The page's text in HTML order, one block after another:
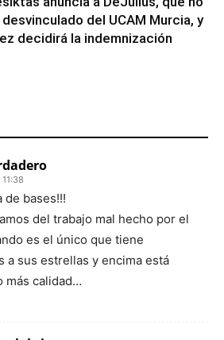
del UCAM Murcia, y
decidirá la indemnización
de bases!!!
del trabajo mal hecho por el
es el único que tiene
a sus estrellas y encima está
más calidad…